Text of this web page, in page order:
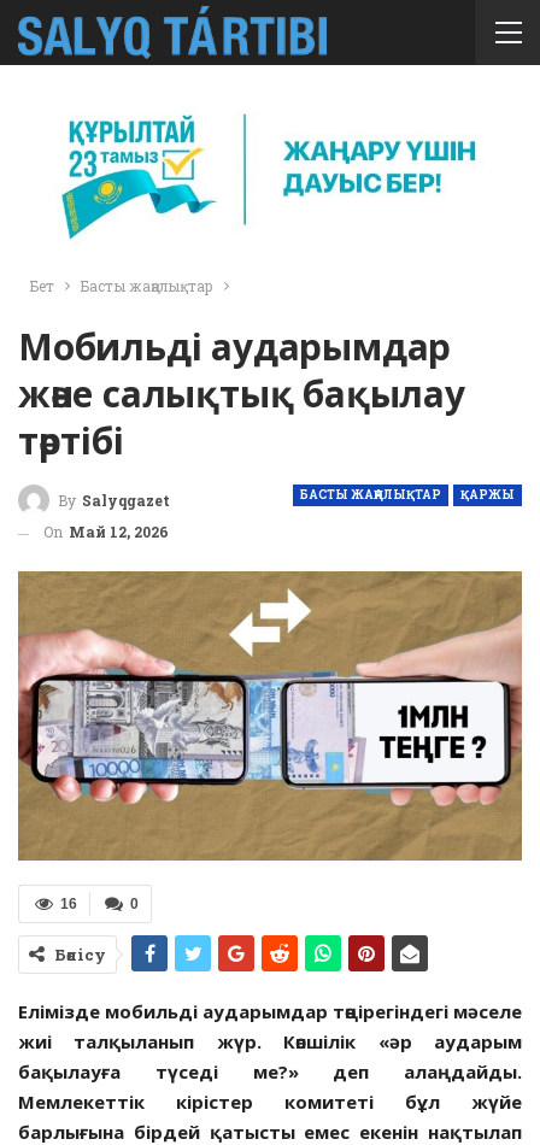
Бет Басты жаңалықтар
Мобильді аударымдар
және салықтық бақылау
тәртібі
БАСТЫ ЖАҢАЛЫҚТАР ҚАРЖЫ
By Salyqgazet
On Май 12, 2026
0
16
Бөлісу
Елімізде мобильді аударымдар төңірегіндегі мәселе
жиі талқыланып жүр. Көпшілік «әр аударым
бақылауға түседі ме?» деп алаңдайды.
Мемлекеттік кірістер комитеті бұл жүйе
барлығына бірдей қатысты емес екенін нақтылап